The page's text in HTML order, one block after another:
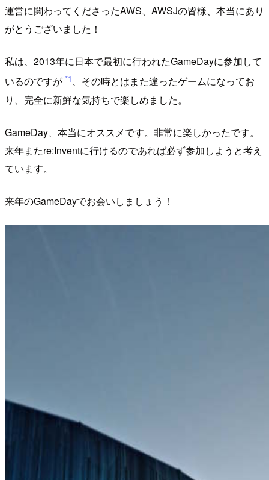
運営に関わってくださったAWS、AWSJの皆様、本当にあり
がとうございました！
私は、2013年に日本で最初に行われたGameDayに参加して
いるのですが *1 、その時とはまた違ったゲームになってお
り、完全に新鮮な気持ちで楽しめました。
GameDay、本当にオススメです。非常に楽しかったです。
来年またre:Inventに行けるのであれば必ず参加しようと考え
ています。
来年のGameDayでお会いしましょう！